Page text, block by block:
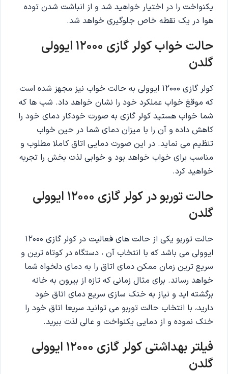
یکنواخت را در اختیار خواهید شد و از انباشت شدن توده
هوا در یک نقطه خاص جلوگیری خواهد شد.
حالت خواب کولر گازی 12000 ایوولی
گلدن
کولر گازی 12000 ایوولی به حالت خواب نیز مجهز شده است
که موقغ خواب عملکرد خود را نشان خواهد داد. شب ها که
شما خواب هستید کولر گازی به صورت خودکار دمای خود را
کاهش داده و آن را با میزان دمای شما در حین خواب
تنظیم می نماید. در این صورت دمایی اتاق کاملا مطلوب و
مناسب برای خواب خواهد بود و خوابی لذت بخش را تجربه
خواهید کرد.
حالت توربو در کولر گازی 12000 ایوولی
گلدن
حالت توربو یکی از حالت های فعالیت در کولر گازی 12000
ایوولی می باشد که با انتخاب آن ، دستگاه در کوتاه ترین و
سریع ترین زمان ممکن دمای اتاق را به دمای دلخواه شما
خواهد رساند. برای مثال زمانی که تازه از بیرون به خانه
برگشته اید و نیاز به خنک سازی سریع دمای اتاق خود
دارید، با انتخاب حالت توربو می توانید سریعا اتاق خود را
خنک نموده و از دمایی یکنواخت و عالی لذت ببرید.
فیلتر بهداشتی کولر گازی 12000 ایوولی
گلدن